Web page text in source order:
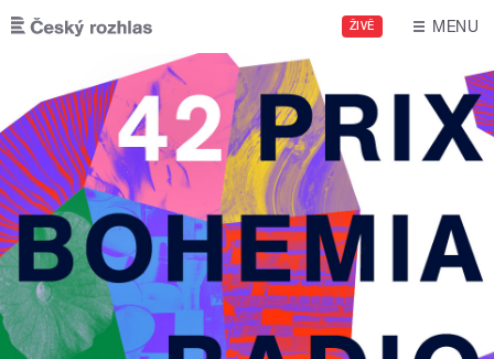
Přejít k hlavnímu obsahu
ŽIVĚ MENU